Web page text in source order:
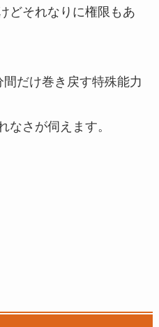
どそれなりに権限もあ
だけ巻き戻す特殊能力
なさが伺えます。